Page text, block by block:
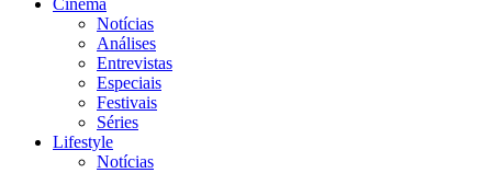
Notícias
Análises
Entrevistas
Especiais
Festivais
Séries
Lifestyle
Notícias